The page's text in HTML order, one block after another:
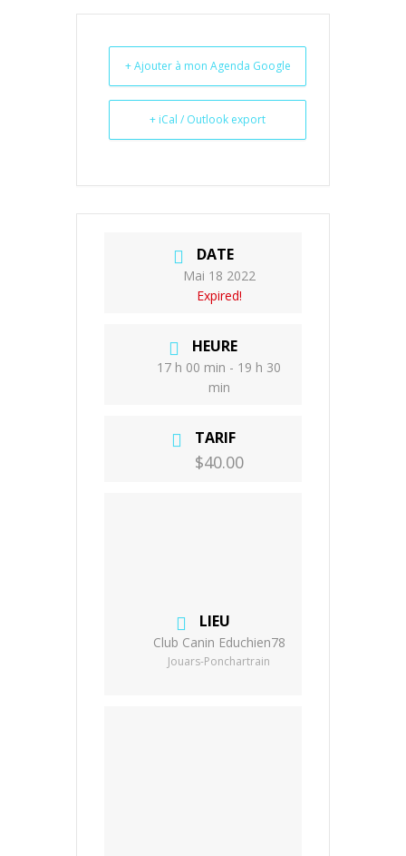
+ Ajouter à mon Agenda Google
+ iCal / Outlook export
DATE
Mai 18 2022
Expired!
HEURE
17 h 00 min - 19 h 30
min
TARIF
$40.00
LIEU
Club Canin Educhien78
Jouars-Ponchartrain